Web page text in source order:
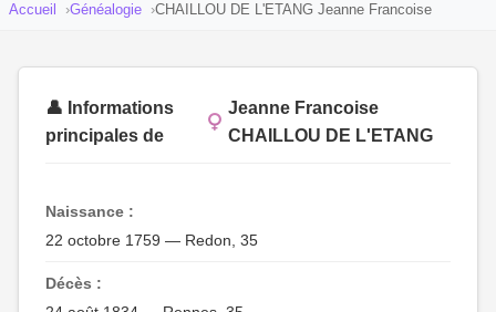
Accueil Généalogie CHAILLOU DE L'ETANG Jeanne Francoise
👤 Informations
principales de
Jeanne Francoise
CHAILLOU DE L'ETANG
Naissance :
22 octobre 1759 — Redon, 35
Décès :